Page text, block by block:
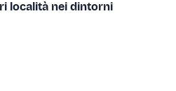
località nei dintorni